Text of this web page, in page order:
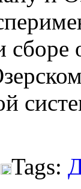
сборе
Tags: